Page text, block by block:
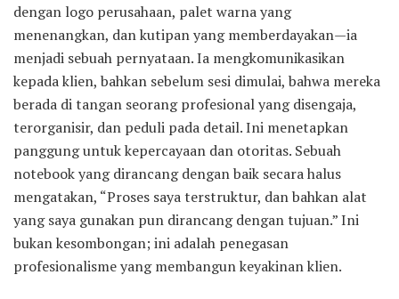
dengan logo perusahaan, palet warna yang
menenangkan, dan kutipan yang memberdayakan—ia
menjadi sebuah pernyataan. Ia mengkomunikasikan
kepada klien, bahkan sebelum sesi dimulai, bahwa mereka
berada di tangan seorang profesional yang disengaja,
terorganisir, dan peduli pada detail. Ini menetapkan
panggung untuk kepercayaan dan otoritas. Sebuah
notebook yang dirancang dengan baik secara halus
mengatakan, “Proses saya terstruktur, dan bahkan alat
yang saya gunakan pun dirancang dengan tujuan.” Ini
bukan kesombongan; ini adalah penegasan
profesionalisme yang membangun keyakinan klien.